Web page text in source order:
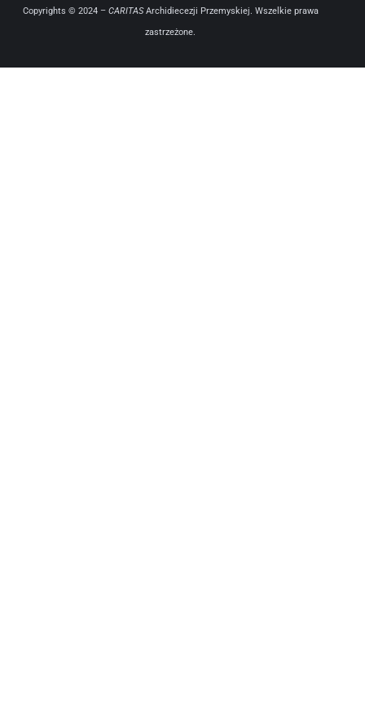
Copyrights © 2024 – CARITASArchidiecezji Przemyskiej. Wszelkie prawa
zastrzeżone.